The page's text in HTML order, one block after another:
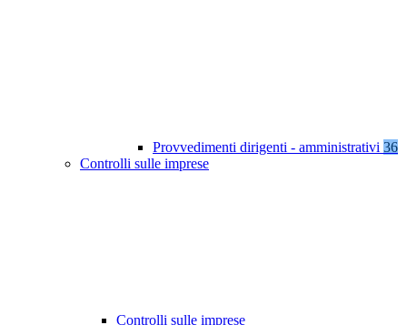
Provvedimenti dirigenti - amministrativi 36
Controlli sulle imprese
Controlli sulle imprese